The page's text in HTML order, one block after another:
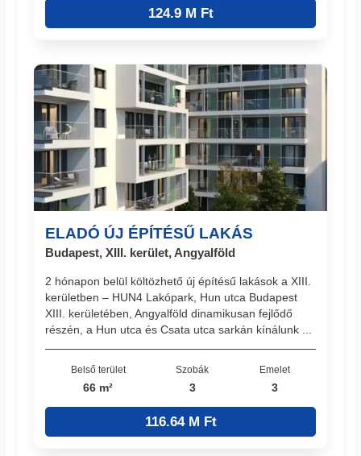
124.9 M Ft
ELADÓ ÚJ ÉPÍTÉSŰ LAKÁS
Budapest, XIII. kerület, Angyalföld
2 hónapon belül költözhető új építésű lakások a XIII.
kerületben – HUN4 Lakópark, Hun utca Budapest
XIII. kerületében, Angyalföld dinamikusan fejlődő
részén, a Hun utca és Csata utca sarkán kínálunk ...
Belső terület
66 m²
Szobák
3
Emelet
3
116.64 M Ft